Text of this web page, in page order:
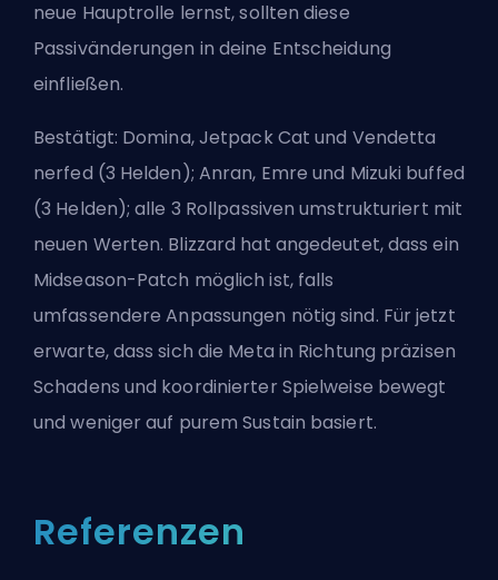
neue Hauptrolle lernst, sollten diese
Passivänderungen in deine Entscheidung
einfließen.
Bestätigt: Domina, Jetpack Cat und Vendetta
nerfed (3 Helden); Anran, Emre und Mizuki buffed
(3 Helden); alle 3 Rollpassiven umstrukturiert mit
neuen Werten. Blizzard hat angedeutet, dass ein
Midseason-Patch möglich ist, falls
umfassendere Anpassungen nötig sind. Für jetzt
erwarte, dass sich die Meta in Richtung präzisen
Schadens und koordinierter Spielweise bewegt
und weniger auf purem Sustain basiert.
Referenzen